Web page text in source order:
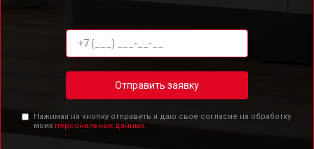
Отправить заявку
Нажимая на кнопку отправить я даю свое согласие на обработку
моих персональных данных.